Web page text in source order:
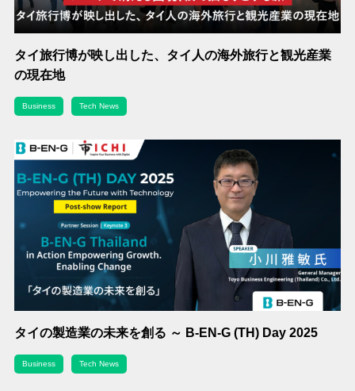
タイ旅行博が映し出した、タイ人の海外旅行と観光産業
の現在地
Business Tech News
タイの製造業の未来を創る ～ B-EN-G (TH) Day 2025
Business Tech News